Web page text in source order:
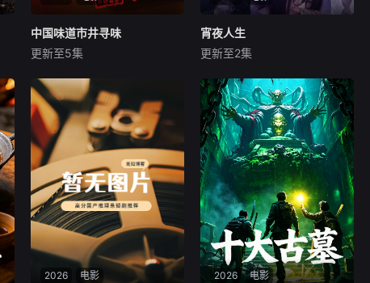
中国味道市井寻味
未知
《中国味道·市井寻味》走遍大
江南北，聚焦十组最接地气的
美食图景：从一锅乱炖的豪
迈，到明火直烤的奔放；从辣
度爆表的酣畅，到反差之味的
惊喜；从时令山野的鲜灵，到
下水全物的逆袭与入席。更有
舌尖上的非遗传承，
中国味道市井寻味
更新至5集
宵夜人生
未知
人间至味是清欢，当宵夜不仅
是宵夜，节目着眼于“人与食
物”的关系，以美食为切口，
看一场美食的味觉复兴，来听
食客故事里的百态人生，我在
宵夜里等你，一起看生活万
岁！
宵夜人生
更新至2集
2026 电影 2026 电影